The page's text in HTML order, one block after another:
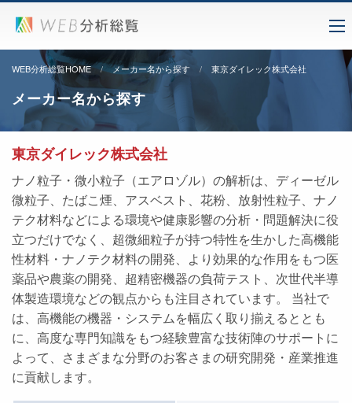
WEB分析総覧HOME メーカー名から探す 東京ダイレック株式会社
メーカー名から探す
東京ダイレック株式会社
ナノ粒子・微小粒子（エアロゾル）の解析は、ディーゼル
微粒子、たばこ煙、アスベスト、花粉、放射性粒子、ナノ
テク材料などによる環境や健康影響の分析・問題解決に役
立つだけでなく、超微細粒子が持つ特性を生かした高機能
性材料・ナノテク材料の開発、より効果的な作用をもつ医
薬品や農薬の開発、超精密機器の負荷テスト、次世代半導
体製造環境などの観点からも注目されています。 当社で
は、高機能の機器・システムを幅広く取り揃えるととも
に、高度な専門知識をもつ経験豊富な技術陣のサポートに
よって、さまざまな分野のお客さまの研究開発・産業推進
に貢献します。